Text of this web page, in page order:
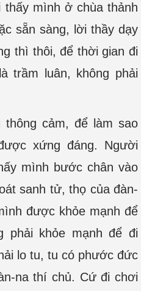
mình ở chùa thảnh
sẵn sàng, lời thầy dạy
thì thôi, để thời gian đi
trầm luân, không phải
cảm, để làm sao
xứng đáng. Người
mình bước chân vào
sanh tử, thọ của đàn-
được khỏe mạnh để
phải khỏe mạnh để đi
lo tu, tu có phước đức
na thí chủ. Cứ đi chơi